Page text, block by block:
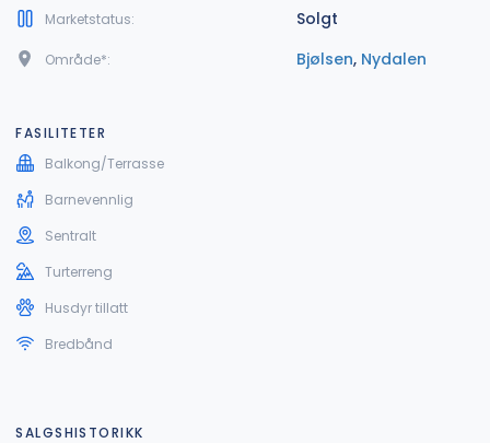
Marketstatus: Solgt
Område*: Bjølsen, Nydalen
FASILITETER
Balkong/Terrasse
Barnevennlig
Sentralt
Turterreng
Husdyr tillatt
Bredbånd
SALGSHISTORIKK